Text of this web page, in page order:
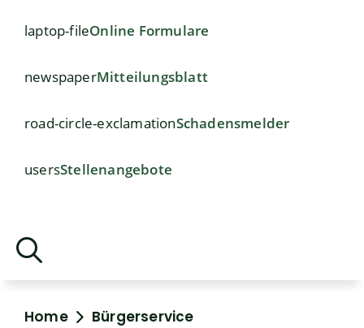
laptop-fileOnline Formulare
newspaperMitteilungsblatt
road-circle-exclamationSchadensmelder
usersStellenangebote
Home
Bürgerservice